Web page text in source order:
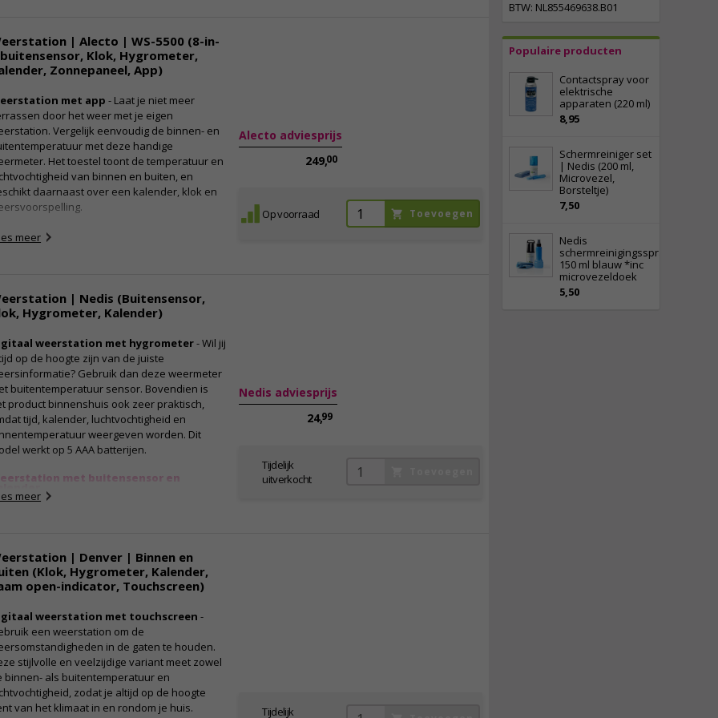
BTW: NL855469638.B01
Populaire producten
Contactspray voor
elektrische
apparaten (220 ml)
8,95
Schermreiniger set
| Nedis (200 ml,
Microvezel,
Borsteltje)
7,50
Nedis
schermreinigingsspray
150 ml blauw *inc
microvezeldoek
5,50
Adapter
Snelstartgids
| Alecto | WS-5500 (8-in-
Klok, Hygrometer,
Zonnepaneel, App)
met app - Laat je niet meer
door het weer met je eigen
Vergelijk eenvoudig de binnen- en
met deze handige
Het toestel toont de temperatuur en
van binnen en buiten, en
daarnaast over een kalender, klok en
meer
Alecto adviesprijs
249,00
Op voorraad Toevoegen
| Nedis (Buitensensor,
Hygrometer, Kalender)
weerstation met hygrometer- Wil jij
op de hoogte zijn van de juiste
Gebruik dan deze weermeter
buitentemperatuur sensor. Bovendien is
product binnenshuis ook zeer praktisch,
tijd, kalender, luchtvochtigheid en
weergeven worden. Dit
werkt op 5 AAA batterijen.
met buitensensor en
item geeft altijd zowel de buiten- als de
beschikt het exemplaar over een
die de luchtvochtigheid in de kamer
Verder is het ideaal om het
ergens in het zicht te plaatsen,
het product ook beschikt over een
, klok- en wekkerfunctie. Alle
wordt overzichtelijk weergeven op
lcd-scherm, nadat het weerstation hebt
3 AAA batterijen (niet inbegrepen) en
sensor van 2 AAA batterijen.
meer
Nedis adviesprijs
24,99
Tijdelijk
uitverkocht
| Denver | Binnen en
(Klok, Hygrometer, Kalender,
open-indicator, Touchscreen)
weerstation met touchscreen -
een weerstation om de
in de gaten te houden.
stijlvolle en veelzijdige variant meet zowel
binnen- als buitentemperatuur en
zodat je altijd op de hoogte
van het klimaat in en rondom je huis.
Tijdelijk